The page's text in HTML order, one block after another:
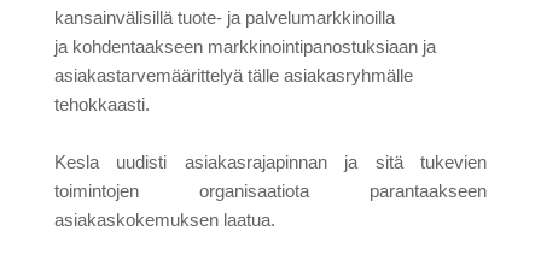
kansainvälisillä tuote- ja palvelumarkkinoilla
ja kohdentaakseen markkinointipanostuksiaan ja
asiakastarvemäärittelyä tälle asiakasryhmälle
tehokkaasti.
Kesla uudisti asiakasrajapinnan ja sitä tukevien
toimintojen organisaatiota parantaakseen
asiakaskokemuksen laatua.